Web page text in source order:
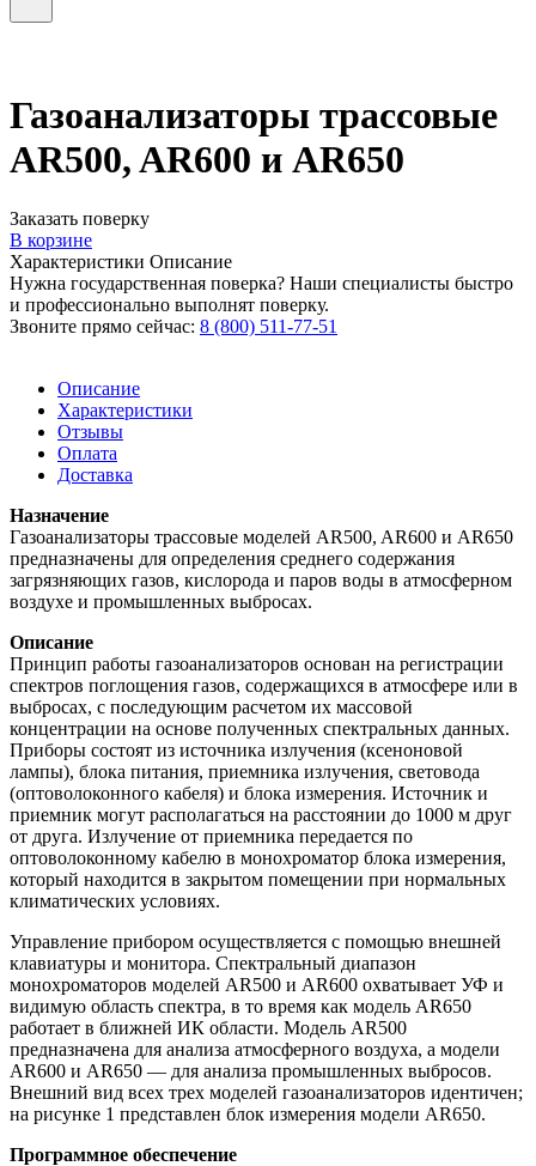
Газоанализаторы трассовые
AR500, AR600 и AR650
Заказать поверку
В корзине
Характеристики Описание
Нужна государственная поверка? Наши специалисты быстро
и профессионально выполнят поверку.
Звоните прямо сейчас: 8 (800) 511-77-51
Описание
Характеристики
Отзывы
Оплата
Доставка
Назначение
Газоанализаторы трассовые моделей AR500, AR600 и AR650
предназначены для определения среднего содержания
загрязняющих газов, кислорода и паров воды в атмосферном
воздухе и промышленных выбросах.
Описание
Принцип работы газоанализаторов основан на регистрации
спектров поглощения газов, содержащихся в атмосфере или в
выбросах, с последующим расчетом их массовой
концентрации на основе полученных спектральных данных.
Приборы состоят из источника излучения (ксеноновой
лампы), блока питания, приемника излучения, световода
(оптоволоконного кабеля) и блока измерения. Источник и
приемник могут располагаться на расстоянии до 1000 м друг
от друга. Излучение от приемника передается по
оптоволоконному кабелю в монохроматор блока измерения,
который находится в закрытом помещении при нормальных
климатических условиях.
Управление прибором осуществляется с помощью внешней
клавиатуры и монитора. Спектральный диапазон
монохроматоров моделей AR500 и AR600 охватывает УФ и
видимую область спектра, в то время как модель AR650
работает в ближней ИК области. Модель AR500
предназначена для анализа атмосферного воздуха, а модели
AR600 и AR650 — для анализа промышленных выбросов.
Внешний вид всех трех моделей газоанализаторов идентичен;
на рисунке 1 представлен блок измерения модели AR650.
Программное обеспечение